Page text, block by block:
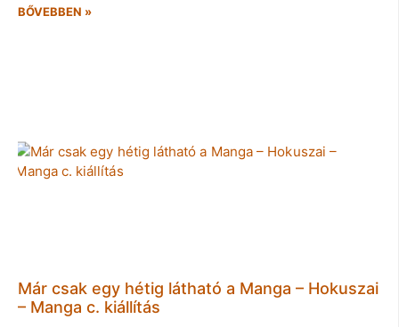
BŐVEBBEN »
Már csak egy hétig látható a Manga – Hokuszai
– Manga c. kiállítás